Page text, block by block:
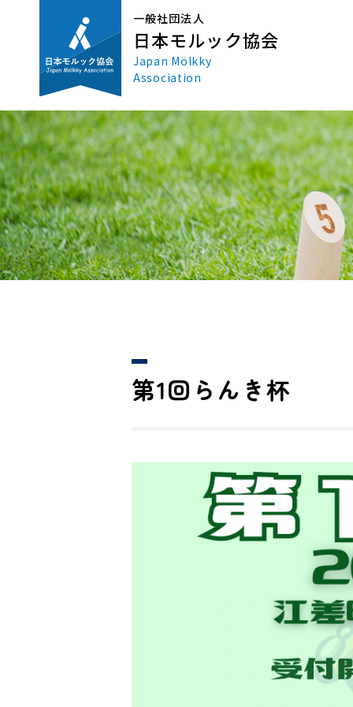
一般社団法人
日本モルック協会
Japan Mölkky
Association
第1回らんき杯